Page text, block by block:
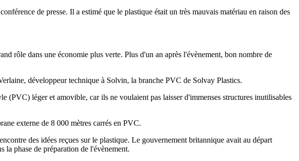
de presse. Il a estimé que le plastique était un très mauvais matériau en raison des
rôle dans une économie plus verte. Plus d'un an après l'évènement, bon nombre de
développeur technique à Solvin, la branche PVC de Solvay Plastics.
(PVC) léger et amovible, car ils ne voulaient pas laisser d'immenses structures inutilisables
externe de 8 000 mètres carrés en PVC.
des idées reçues sur le plastique. Le gouvernement britannique avait au départ
la phase de préparation de l'évènement.